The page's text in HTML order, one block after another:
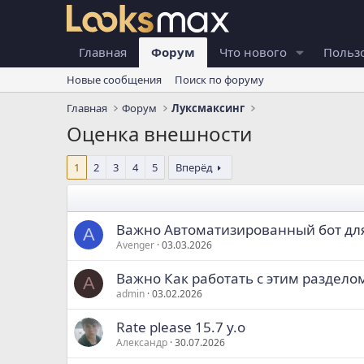
Главная Форум Что нового
Новые сообщения
Поиск по форуму
Главная
Форум Луксмаксинг
Оценка внешности
1 2 3 4 5 Вперёд
A ВажноАвтоматизированный бот
Avenger 03.03.2026
A Важно Как работать с этим
admin 03.02.2026
Rate please 15.7 y.o
Александр 30.07.2026